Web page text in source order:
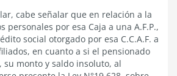
cabe señalar que en relación a la
personales por esa Caja a una A.F.P.,
social otorgado por esa C.C.A.F. a
en cuanto a si el pensionado
su monto y saldo insoluto, al